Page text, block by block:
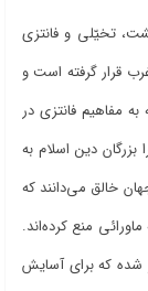
تخیّلی و فانتزی
قرار گرفته است و
مفاهیم فانتزی در
دین اسلام به
خالق میدانند که
منع کردهاند.
شده که برای آسایش